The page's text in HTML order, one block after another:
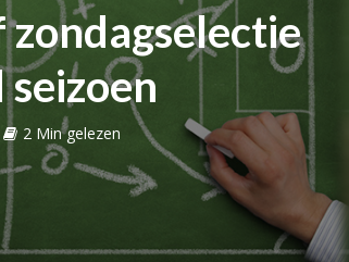
zondagselectie
2 Min gelezen